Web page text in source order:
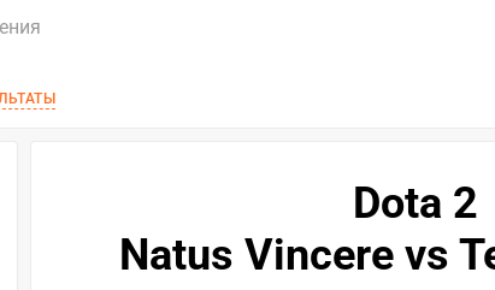
Dota 2
Natus Vincere vs